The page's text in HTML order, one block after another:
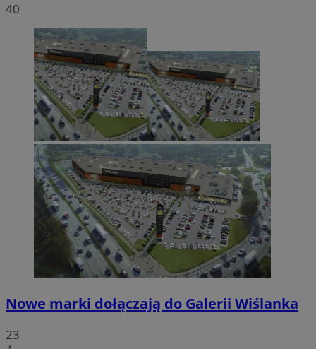
40
Nowe marki dołączają do Galerii Wiślanka
23